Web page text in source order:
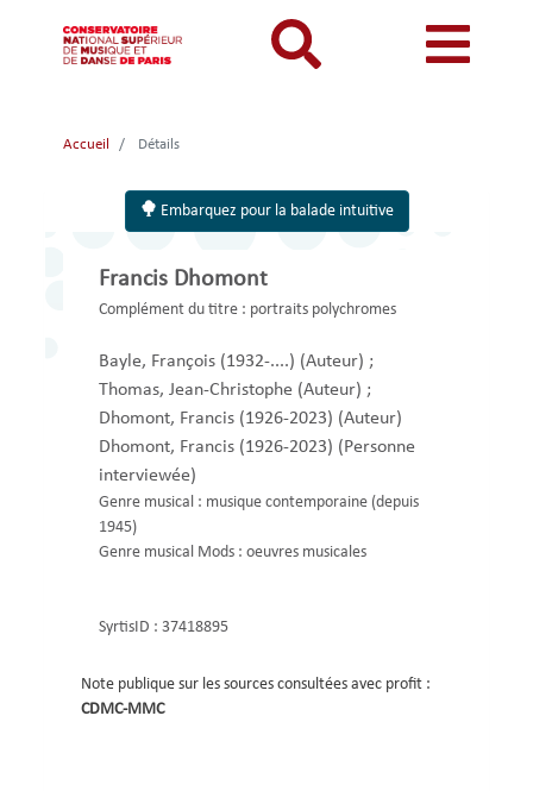
au
contenu
Catalogue
Mon
compte
mobile
Menu
mon
mobile
Je me connecte pour la première fois
J'ai oublié mon mot de passe
Menu
mobile
INFORMATIONS PRATIQUES
LECTURES A VUE
FONDS CDMC-MMC
Accueil Détails
Embarquez pour la balade intuitive
Francis Dhomont
Complément du titre : portraits polychromes
Bayle, François (1932-....) (Auteur) ;
Thomas, Jean-Christophe (Auteur) ;
Dhomont, Francis (1926-2023) (Auteur)
Dhomont, Francis (1926-2023) (Personne
interviewée)
Genre musical : musique contemporaine (depuis
1945)
Genre musical Mods : oeuvres musicales
SyrtisID : 37418895
Note publique sur les sources consultées avec profit :
CDMC-MMC